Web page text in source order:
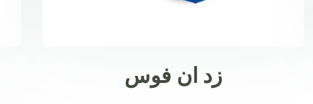
زد ان فوس